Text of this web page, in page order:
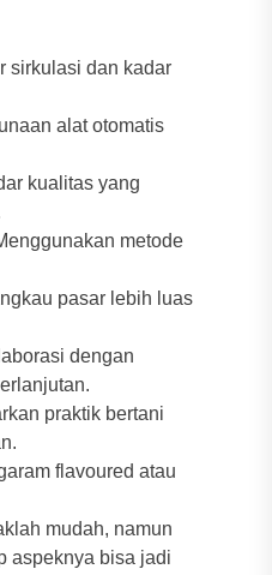
sirkulasi dan kadar
alat otomatis
kualitas yang
metode
pasar lebih luas
dengan
praktik bertani
flavoured atau
mudah, namun
aspeknya bisa jadi